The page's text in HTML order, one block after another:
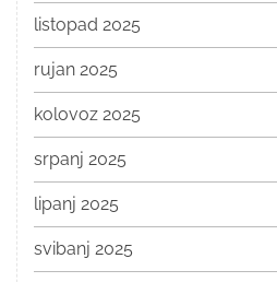
listopad 2025
rujan 2025
kolovoz 2025
srpanj 2025
lipanj 2025
svibanj 2025